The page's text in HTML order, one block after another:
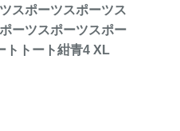
スポーツスポーツス
ーツスポーツスポー
トトート紺青4 XL